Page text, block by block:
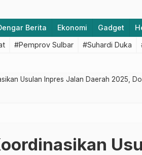
Berita Ekonomi Gadget
#Pemprov Sulbar #Suhardi Duka
Usulan Inpres Jalan Daerah 2025,